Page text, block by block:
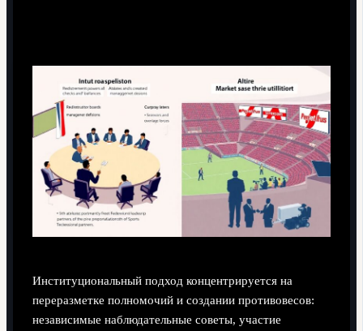
Институциональный подход концентрируется на
переразметке полномочий и создании противовесов:
независимые наблюдательные советы, участие